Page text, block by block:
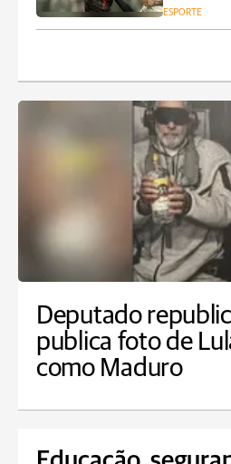
ESPORTE
Deputado
publica foto de
como Maduro